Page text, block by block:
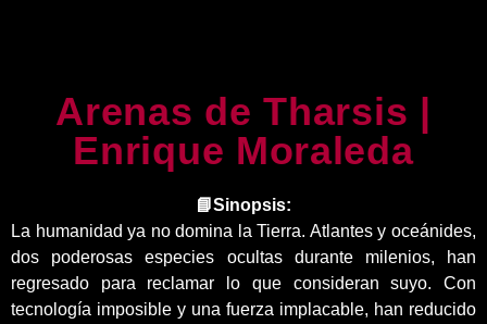
Arenas de Tharsis |
Enrique Moraleda
📘Sinopsis:
La humanidad ya no domina la Tierra. Atlantes y oceánides,
dos poderosas especies ocultas durante milenios, han
regresado para reclamar lo que consideran suyo. Con
tecnología imposible y una fuerza implacable, han reducido